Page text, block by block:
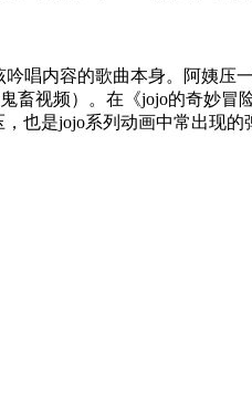
唱内容的歌曲本身。阿姨压
畜视频）。在《jojo的奇妙冒
也是jojo系列动画中常出现的